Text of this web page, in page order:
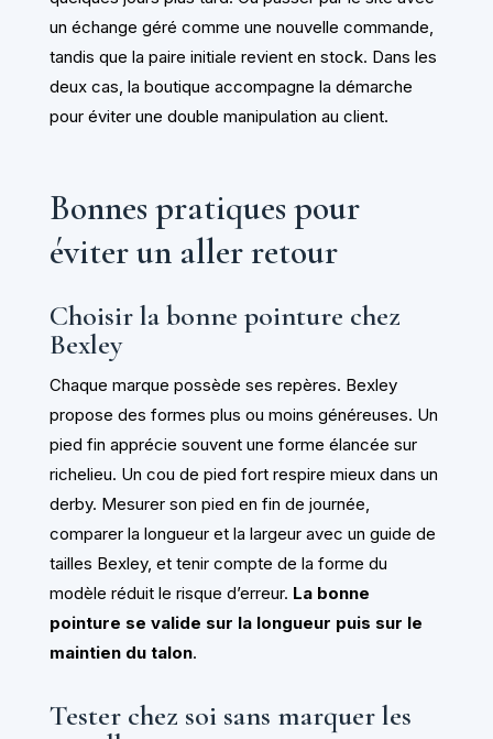
un échange géré comme une nouvelle commande,
tandis que la paire initiale revient en stock. Dans les
deux cas, la boutique accompagne la démarche
pour éviter une double manipulation au client.
Bonnes pratiques pour
éviter un aller retour
Choisir la bonne pointure chez
Bexley
Chaque marque possède ses repères. Bexley
propose des formes plus ou moins généreuses. Un
pied fin apprécie souvent une forme élancée sur
richelieu. Un cou de pied fort respire mieux dans un
derby. Mesurer son pied en fin de journée,
comparer la longueur et la largeur avec un guide de
tailles Bexley, et tenir compte de la forme du
modèle réduit le risque d’erreur. La bonne
pointure se valide sur la longueur puis sur le
maintien du talon.
Tester chez soi sans marquer les